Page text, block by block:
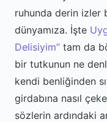
ruhunda derin izler
dünyamıza. İşte
Delisiyim” tam da
bir tutkunun ne
kendi benliğinden
girdabına nasıl
sözlerin ardındaki